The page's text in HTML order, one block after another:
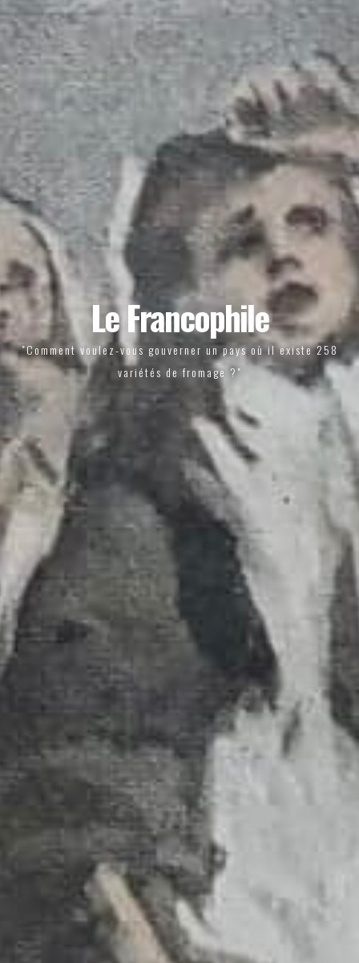
Le Francophile
"Comment voulez-vous gouverner un pays où il existe 258
variétés de fromage ?"